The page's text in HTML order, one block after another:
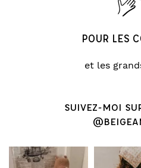
POUR LES
et les
SUIVEZ-MOI